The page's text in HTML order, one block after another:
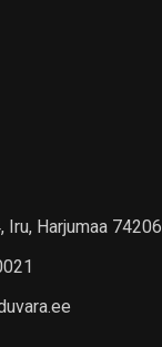
Iru, Harjumaa 74206